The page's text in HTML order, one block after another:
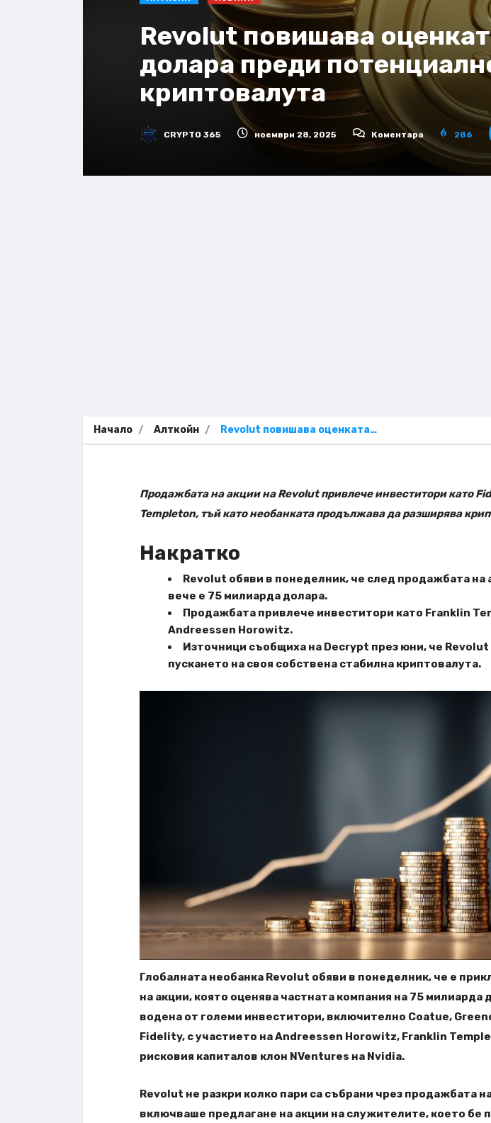
Revolut повишава
долара преди
криптовалута
CRYPTO 365 ноември 28, 2025 Коментара 286
Начало Алткойн Revolut повишава оценката…
Продажбата на акции на Revolut привлече инвеститори като
Templeton, тъй като необанката продължава да разширява
Накратко
Revolut обяви в понеделник, че след продажбата на
вече е 75 милиарда долара.
Продажбата привлече инвеститори като Franklin
Andreessen Horowitz.
Източници съобщиха на Decrypt през юни, че
пускането на своя собствена стабилна криптовалута.
Глобалната необанка Revolut обяви в понеделник, че е
на акции, която оценява частната компания на 75 милиарда
водена от големи инвеститори, включително Coatue,
Fidelity, с участието на Andreessen Horowitz, Franklin
рисковия капиталов клон NVentures на Nvidia.
Revolut не разкри колко пари са събрани чрез продажбата
включваше предлагане на акции на служителите, което бе